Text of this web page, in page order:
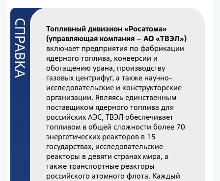
Топливный дивизион «Росатома»
(управляющая компания – АО «ТВЭЛ»)
включает предприятия по фабрикации
ядерного топлива, конверсии и
обогащению урана, производству
газовых центрифуг, а также научно-
исследовательские и конструкторские
организации. Являясь единственным
поставщиком ядерного топлива для
российских АЭС, ТВЭЛ обеспечивает
топливом в общей сложности более 70
энергетических реакторов в 15
государствах, исследовательские
реакторы в девяти странах мира, а
также транспортные реакторы
российского атомного флота. Каждый